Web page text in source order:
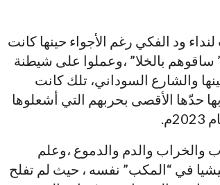
ود الفكي رغم الأجواء حينها كانت
بالخلا” ،وعملوا على شيطنة
والشارع السوداني، تلك كانت
حدّها الأقصى بحربهم التي أشعلوها
والدم والدموع ،وعلم
في “المكب” نفسه ، حيث لم تفلح